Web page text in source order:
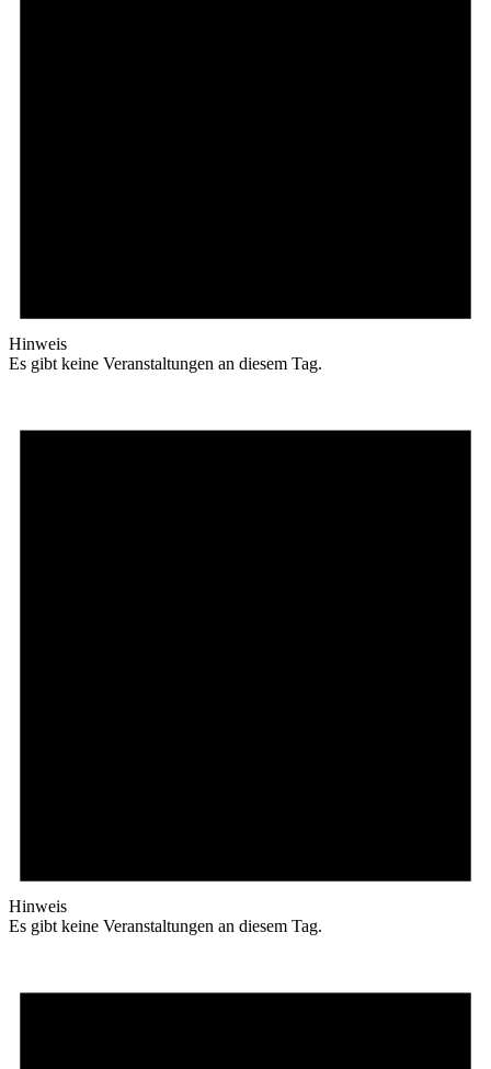
Hinweis
Es gibt keine Veranstaltungen an diesem Tag.
Hinweis
Es gibt keine Veranstaltungen an diesem Tag.